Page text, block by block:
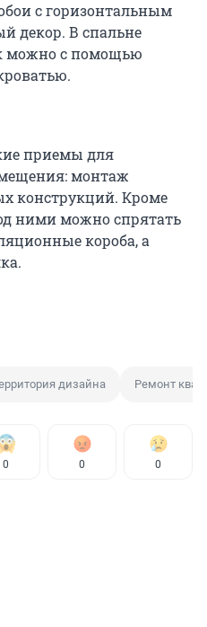
с горизонтальным
декор. В спальне
можно с помощью
приемы для
монтаж
конструкций. Кроме
ними можно спрятать
короба, а
дизайна Ремонт
0 0 0